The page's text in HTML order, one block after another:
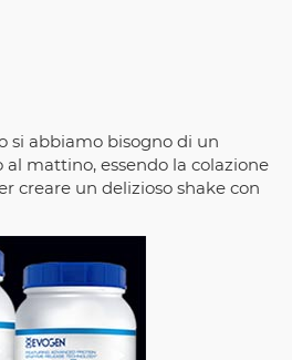
si abbiamo bisogno di un
mattino, essendo la colazione
creare un delizioso shake con